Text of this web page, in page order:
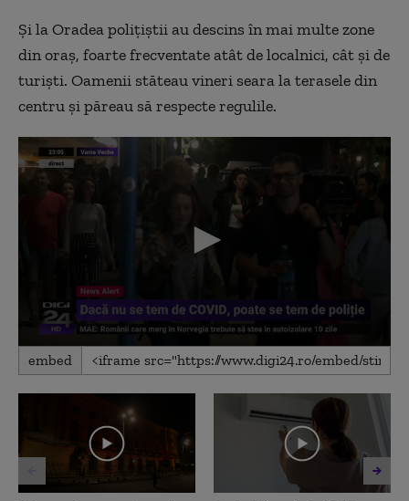
Și la Oradea polițiștii au descins în mai multe zone
din oraș, foarte frecventate atât de localnici, cât și de
turiști. Oamenii stăteau vineri seara la terasele din
centru și păreau să respecte regulile.
0
seconds
4
seconds
embed